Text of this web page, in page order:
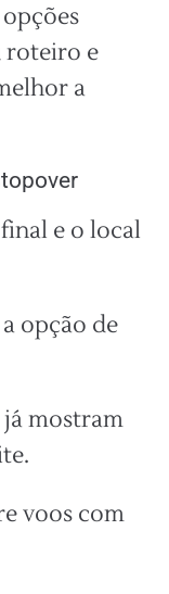
roteiro e
a
e o local
opção de
já mostram
voos com